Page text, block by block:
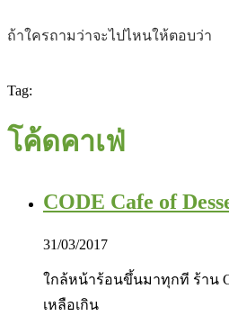
ถ้าใครถามว่าจะไปไหนให้ตอบว่า
Tag:
โค้ดคาเฟ่
CODE Cafe of
31/03/2017
ใกล้หน้าร้อนขึ้นมาทุกที ร้าน
เหลือเกิน